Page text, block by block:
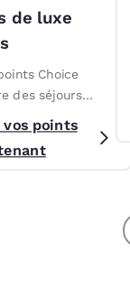
de luxe
Choice
des séjours
des hôtels et
Preferred.
vos points